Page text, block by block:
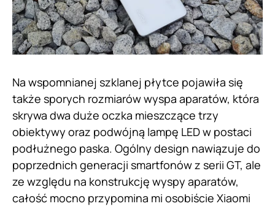
Na wspomnianej szklanej płytce pojawiła się
także sporych rozmiarów wyspa aparatów, która
skrywa dwa duże oczka mieszczące trzy
obiektywy oraz podwójną lampę LED w postaci
podłużnego paska. Ogólny design nawiązuje do
poprzednich generacji smartfonów z serii GT, ale
ze względu na konstrukcję wyspy aparatów,
całość mocno przypomina mi osobiście Xiaomi